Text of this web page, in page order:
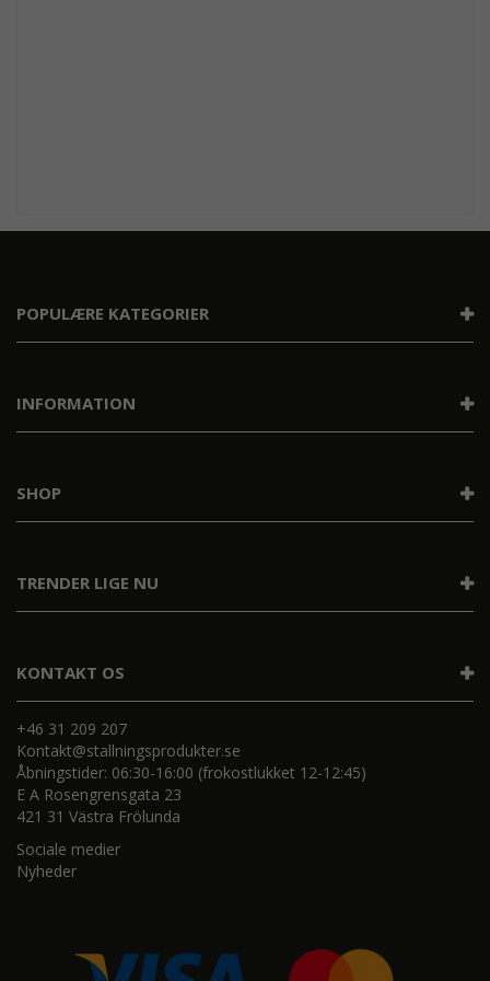
KONTAKT OS
+46 31 209 207
Kontakt@stallningsprodukter.se
Åbningstider: 06:30-16:00 (frokostlukket 12-12:45)
E A Rosengrensgata 23
421 31 Västra Frölunda
Sociale medier
Nyheder
POPULÆRE KATEGORIER
INFORMATION
TRENDER LIGE NU
SHOP